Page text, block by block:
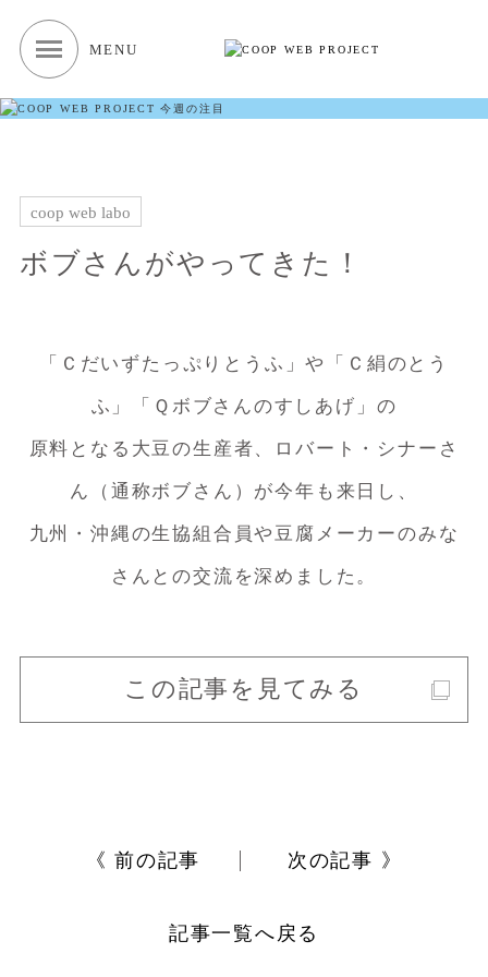
MENU
coop web labo
ボブさんがやってきた！
「Ｃだいずたっぷりとうふ」や「Ｃ絹のとう
ふ」「Ｑボブさんのすしあげ」の
原料となる大豆の生産者、ロバート・シナーさ
ん（通称ボブさん）が今年も来日し、
九州・沖縄の生協組合員や豆腐メーカーのみな
さんとの交流を深めました。
この記事を見てみる
《 前の記事
記事一覧へ戻る
次の記事 》